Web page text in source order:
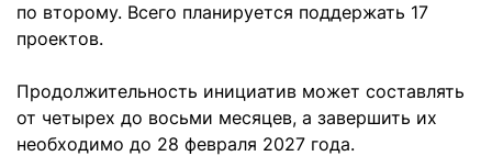
по второму. Всего планируется поддержать 17
проектов.
Продолжительность инициатив может составлять
от четырех до восьми месяцев, а завершить их
необходимо до 28 февраля 2027 года.